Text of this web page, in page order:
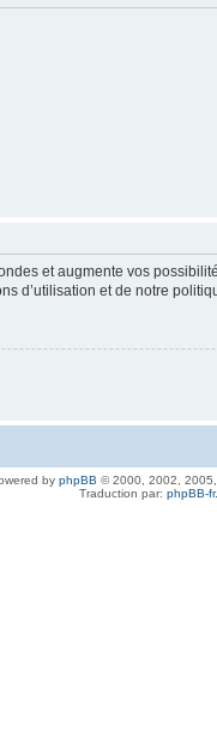
et augmente vos
d’utilisation et de notre
by phpBB © 2000, 2002,
Traduction par: phpBB-